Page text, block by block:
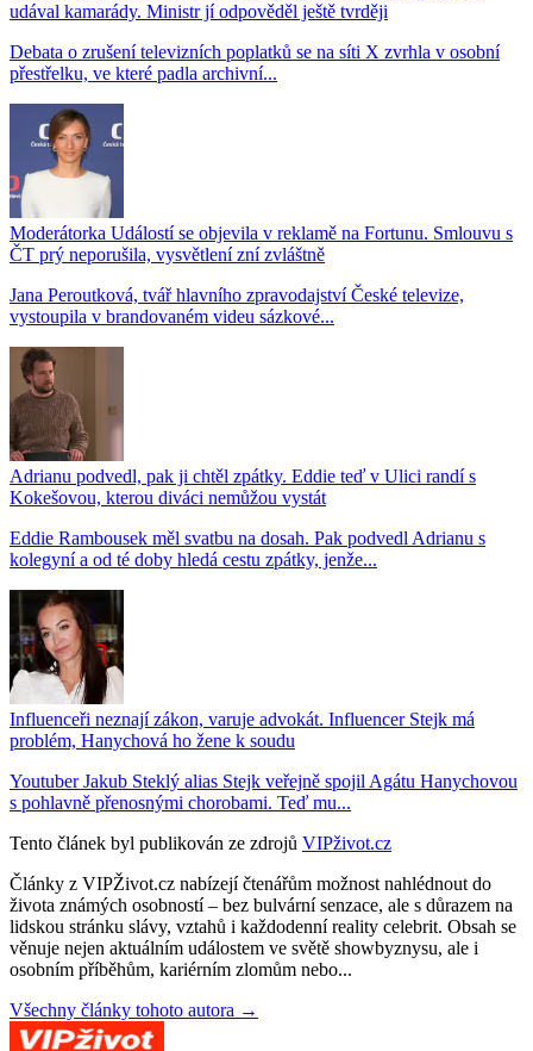
udával kamarády. Ministr jí odpověděl ještě tvrději
Debata o zrušení televizních poplatků se na síti X zvrhla v osobní
přestřelku, ve které padla archivní...
Moderátorka Událostí se objevila v reklamě na Fortunu. Smlouvu s
ČT prý neporušila, vysvětlení zní zvláštně
Jana Peroutková, tvář hlavního zpravodajství České televize,
vystoupila v brandovaném videu sázkové...
Adrianu podvedl, pak ji chtěl zpátky. Eddie teď v Ulici randí s
Kokešovou, kterou diváci nemůžou vystát
Eddie Rambousek měl svatbu na dosah. Pak podvedl Adrianu s
kolegyní a od té doby hledá cestu zpátky, jenže...
Influenceři neznají zákon, varuje advokát. Influencer Stejk má
problém, Hanychová ho žene k soudu
Youtuber Jakub Steklý alias Stejk veřejně spojil Agátu Hanychovou
s pohlavně přenosnými chorobami. Teď mu...
Tento článek byl publikován ze zdrojů VIPživot.cz
Články z VIPŽivot.cz nabízejí čtenářům možnost nahlédnout do
života známých osobností – bez bulvární senzace, ale s důrazem na
lidskou stránku slávy, vztahů i každodenní reality celebrit. Obsah se
věnuje nejen aktuálním událostem ve světě showbyznysu, ale i
osobním příběhům, kariérním zlomům nebo...
Všechny články tohoto autora →